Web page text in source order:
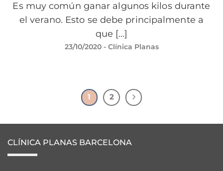
Es muy común ganar algunos kilos durante
el verano. Esto se debe principalmente a
que [...]
23/10/2020- Clínica Planas
1 2
CLÍNICA PLANAS BARCELONA